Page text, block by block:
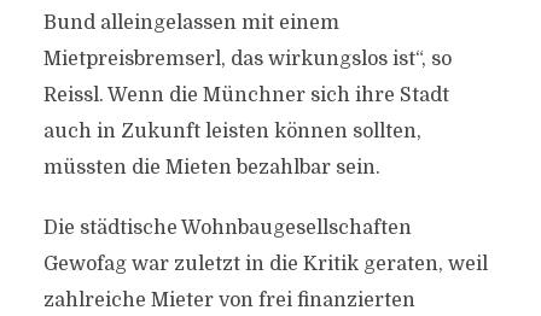
Bund alleingelassen mit einem
Mietpreisbremserl, das wirkungslos ist“, so
Reissl. Wenn die Münchner sich ihre Stadt
auch in Zukunft leisten können sollten,
müssten die Mieten bezahlbar sein.
Die städtische Wohnbaugesellschaften
Gewofag war zuletzt in die Kritik geraten, weil
zahlreiche Mieter von frei finanzierten